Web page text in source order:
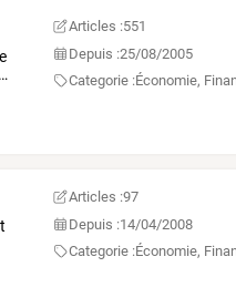
Articles :551
Depuis :25/08/2005
Categorie :Économie,
Articles :97
Depuis :14/04/2008
Categorie :Économie,